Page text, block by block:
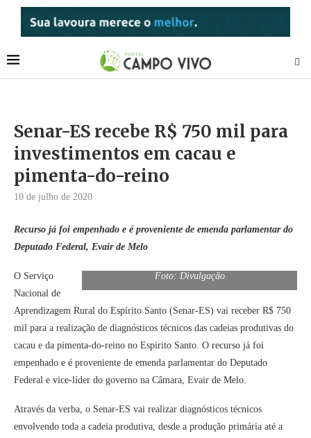
Senar-ES recebe R$ 750 mil para
investimentos em cacau e
pimenta-do-reino
10 de julho de 2020
Recurso já foi empenhado e é proveniente de emenda parlamentar do
Deputado Federal, Evair de Melo
Foto: Divulgação
O Serviço
Nacional de
Aprendizagem Rural do Espírito Santo (Senar-ES) vai receber R$ 750
mil para a realização de diagnósticos técnicos das cadeias produtivas do
cacau e da pimenta-do-reino no Espírito Santo. O recurso já foi
empenhado e é proveniente de emenda parlamentar do Deputado
Federal e vice-líder do governo na Câmara, Evair de Melo.
Através da verba, o Senar-ES vai realizar diagnósticos técnicos
envolvendo toda a cadeia produtiva, desde a produção primária até a